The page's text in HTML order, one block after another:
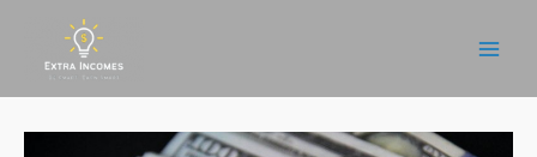
springen